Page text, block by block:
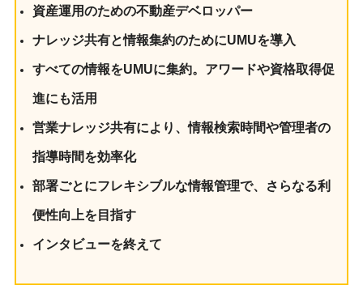
資産運用のための不動産デベロッパー
ナレッジ共有と情報集約のためにUMUを導入
すべての情報をUMUに集約。アワードや資格取得促
進にも活用
営業ナレッジ共有により、情報検索時間や管理者の
指導時間を効率化
部署ごとにフレキシブルな情報管理で、さらなる利
便性向上を目指す
インタビューを終えて